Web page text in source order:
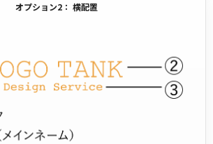
オプション2： 横配置